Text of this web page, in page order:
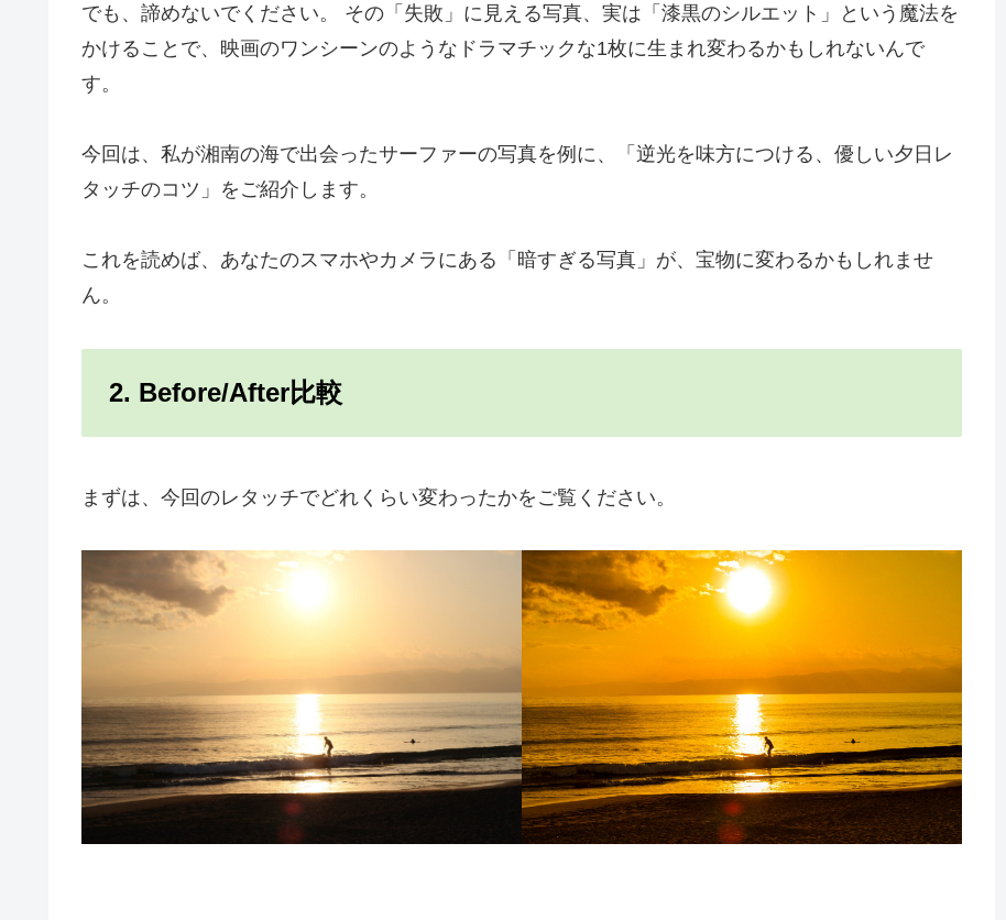
でも、諦めないでください。 その「失敗」に見える写真、実は「漆黒のシルエット」という魔法を
かけることで、映画のワンシーンのようなドラマチックな1枚に生まれ変わるかもしれないんで
す。
今回は、私が湘南の海で出会ったサーファーの写真を例に、「逆光を味方につける、優しい夕日レ
タッチのコツ」をご紹介します。
これを読めば、あなたのスマホやカメラにある「暗すぎる写真」が、宝物に変わるかもしれませ
ん。
2. Before/After比較
まずは、今回のレタッチでどれくらい変わったかをご覧ください。